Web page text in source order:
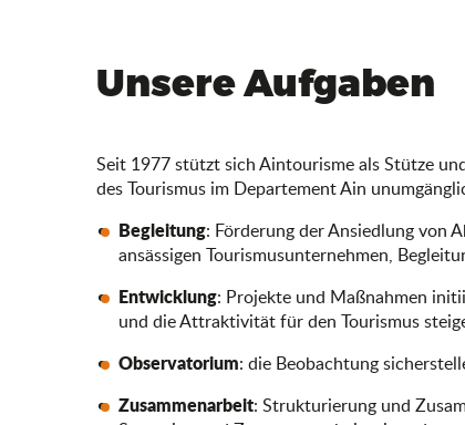
Unsere Aufgaben
Seit 1977 stützt sich Aintourisme als Stütze
des Tourismus im Departement Ain
Begleitung: Förderung der Ansiedlung von
ansässigen Tourismusunternehmen,
Entwicklung: Projekte und Maßnahmen
und die Attraktivität für den Tourismus
Observatorium: die Beobachtung
Zusammenarbeit: Strukturierung und